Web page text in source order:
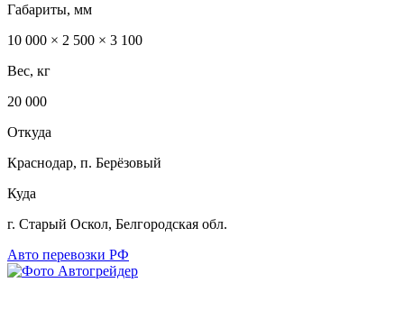
Габариты, мм
10 000 × 2 500 × 3 100
Вес, кг
20 000
Откуда
Краснодар, п. Берёзовый
Куда
г. Старый Оскол, Белгородская обл.
Авто перевозки РФ